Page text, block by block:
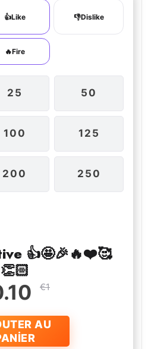
👍Like 👎Dislike
🔥Fire
25 50
100 125
200 250
👍🤩🎉🔥❤️🥰
👏🏻
€1
AU